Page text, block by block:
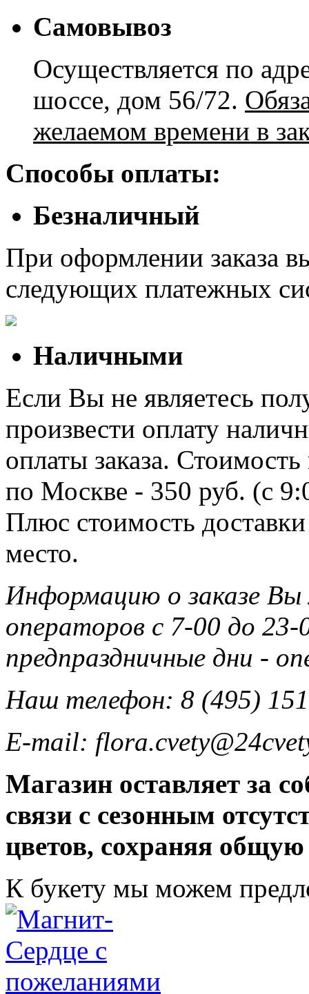
Самовывоз
Осуществляется по
шоссе, дом 56/72.
желаемом времени в
Способы оплаты:
Безналичный
При оформлении заказа
следующих платежных
Наличными
Если Вы не являетесь
произвести оплату
оплаты заказа.
по Москве - 350 руб. (с
Плюс стоимость
место.
Информацию о заказе
операторов с 7-00 до 23-
предпраздничные дни -
Наш телефон: 8 (495)
E-mail:
Магазин оставляет за
связи с сезонным
цветов, сохраняя
К букету мы можем